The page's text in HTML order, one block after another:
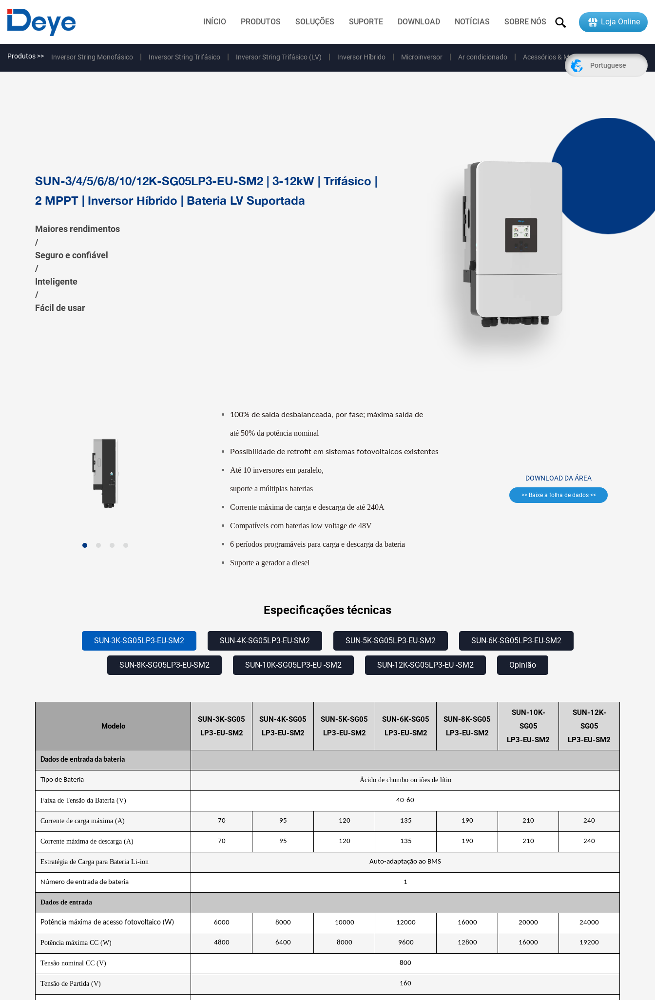
INÍCIO PRODUTOS SOLUÇÕES SUPORTE DOWNLOAD NOTÍCIAS SOBRE NÓS Loja Online
Portuguese
Produtos >> Inversor String Monofásico Inversor String Trifásico Inversor String Trifásico (LV) Inversor Híbrido Microinversor Ar condicionado Acessórios & Monitoramento
SUN-3/4/5/6/8/10/12K-SG05LP3-EU-SM2 | 3-12kW | Trifásico |
2 MPPT | Inversor Híbrido | Bateria LV Suportada
Maiores rendimentos
/
Seguro e confiável
/
Inteligente
/
Fácil de usar
100% de saída desbalanceada, por fase; máxima saída de
até 50% da potência nominal
Possibilidade de retrofit em sistemas fotovoltaicos existentes
Até 10 inversores em paralelo,
suporte a múltiplas baterias
Corrente máxima de carga e descarga de até 240A
Compatíveis com baterias low voltage de 48V
6 períodos programáveis para carga e descarga da bateria
Suporte a gerador a diesel
DOWNLOAD DA ÁREA
>> Baixe a folha de dados <<
Especificações técnicas
SUN-3K-SG05LP3-EU-SM2 SUN-4K-SG05LP3-EU-SM2 SUN-5K-SG05LP3-EU-SM2 SUN-6K-SG05LP3-EU-SM2
SUN-8K-SG05LP3-EU-SM2 SUN-10K-SG05LP3-EU -SM2 SUN-12K-SG05LP3-EU -SM2 Opinião
Modelo
SUN-3K-SG05
LP3-EU-SM2
SUN-4K-SG05
LP3-EU-SM2
SUN-5K-SG05
LP3-EU-SM2
SUN-6K-SG05
LP3-EU-SM2
SUN-8K-SG05
LP3-EU-SM2
SUN-10K-
SG05
LP3-EU-SM2
SUN-12K-
SG05
LP3-EU-SM2
Dados de entrada da bateria
Tipo de Bateria Ácido de chumbo ou iões de lítio
Faixa de Tensão da Bateria (V) 40-60
Corrente de carga máxima (A) 70 95 120 135 190 210 240
Corrente máxima de descarga (A) 70 95 120 135 190 210 240
Estratégia de Carga para Bateria Li-ion Auto-adaptação ao BMS
Número de entrada de bateria 1
Dados de entrada
Potência máxima de acesso fotovoltaico (W) 6000 8000 10000 12000 16000 20000 24000
Potência máxima CC (W) 4800 6400 8000 9600 12800 16000 19200
Tensão nominal CC (V) 800
Tensão de Partida (V) 160